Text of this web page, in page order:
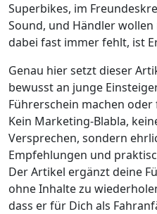
Superbikes, im
Sound, und Händler
dabei fast immer fehlt, ist
Genau hier setzt dieser
bewusst an junge
Führerschein machen
Kein Marketing-Blabla,
Versprechen, sondern
Empfehlungen und
Der Artikel ergänzt deine
ohne Inhalte zu
dass er für Dich als